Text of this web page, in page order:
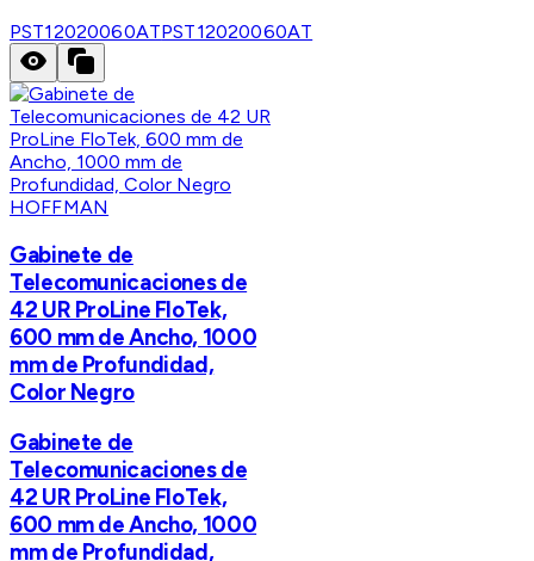
PST12020060ATPST12020060AT
HOFFMAN
Gabinete de
Telecomunicaciones de
42 UR ProLine FloTek,
600 mm de Ancho, 1000
mm de Profundidad,
Color Negro
Gabinete de
Telecomunicaciones de
42 UR ProLine FloTek,
600 mm de Ancho, 1000
mm de Profundidad,